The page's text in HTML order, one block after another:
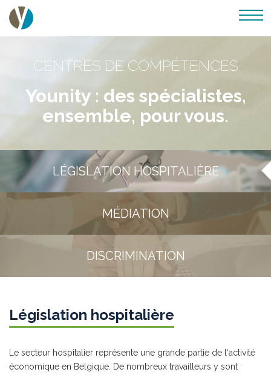
CENTRES DE COMPÉTENCES
Younity : des spécialistes,
ensemble, pour vous.
LÉGISLATION HOSPITALIÈRE
MÉDIATION
DISCRIMINATION
Législation hospitalière
Le secteur hospitalier représente une grande partie de l‘activité
économique en Belgique. De nombreux travailleurs y sont